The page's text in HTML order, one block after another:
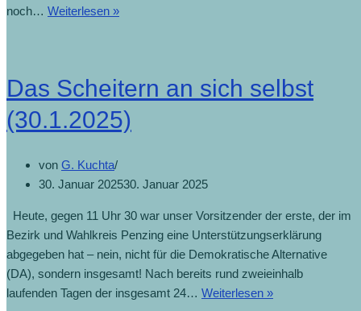
noch… Weiterlesen »
Das Scheitern an sich selbst
(30.1.2025)
von G. Kuchta
30. Januar 202530. Januar 2025
Heute, gegen 11 Uhr 30 war unser Vorsitzender der erste, der im
Bezirk und Wahlkreis Penzing eine Unterstützungserklärung
abgegeben hat – nein, nicht für die Demokratische Alternative
(DA), sondern insgesamt! Nach bereits rund zweieinhalb
laufenden Tagen der insgesamt 24… Weiterlesen »